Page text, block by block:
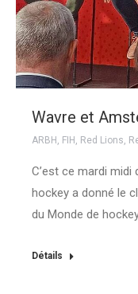
Wavre et
ARBH , FIH , Red Lions,
C’est ce mardi
hockey a donné le
du Monde de
Détails